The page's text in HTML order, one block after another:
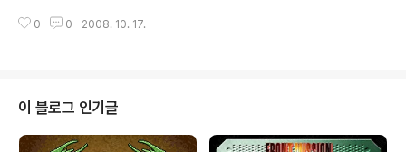
0 0 2008. 10. 17.
이 블로그 인기글